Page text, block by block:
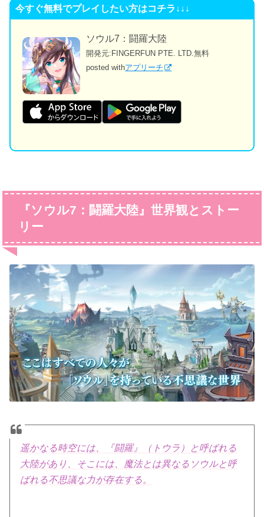
今すぐ無料でプレイしたい方はコチラ↓↓↓
ソウル7：闘羅大陸
開発元:FINGERFUN PTE. LTD.無料
posted withアプリーチ
『ソウル7：闘羅大陸』世界観とストー
リー
遥かなる時空には、『闘羅』（トウラ）と呼ばれる
大陸があり、そこには、魔法とは異なるソウルと呼
ばれる不思議な力が存在する。